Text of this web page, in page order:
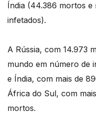
Índia (44.386 mortos e
infetados).
A Rússia, com 14.973
mundo em número de
e Índia, com mais de
África do Sul, com
mortos.